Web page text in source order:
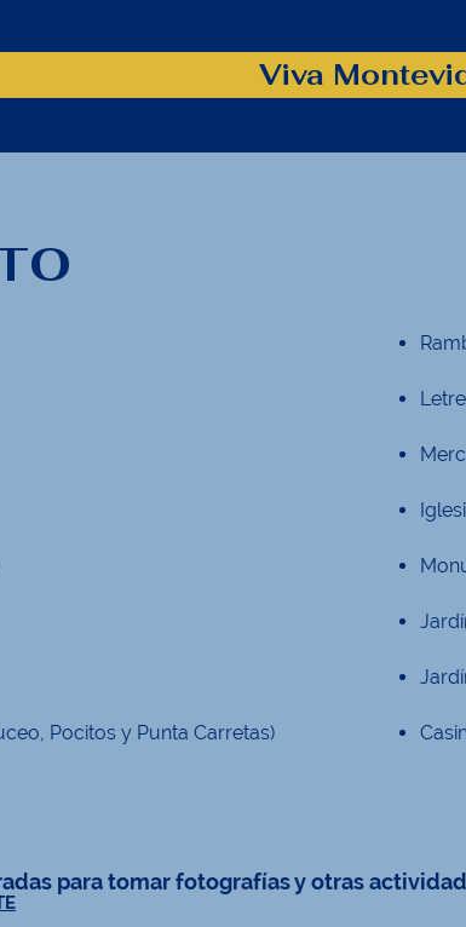
Viva
Pocitos y Punta Carretas)
para tomar fotografías y otras